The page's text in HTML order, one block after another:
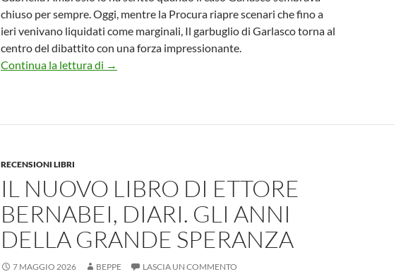
chiuso per sempre. Oggi, mentre la Procura riapre scenari che fino a
ieri venivano liquidati come marginali, Il garbuglio di Garlasco torna al
centro del dibattito con una forza impressionante.
Continua la lettura di Il garbuglio di Garlasco il nuovo libro di Gabriella Ambrosio
→
RECENSIONI LIBRI
IL NUOVO LIBRO DI ETTORE
BERNABEI, DIARI. GLI ANNI
DELLA GRANDE SPERANZA
7 MAGGIO 2026 BEPPE LASCIA UN COMMENTO